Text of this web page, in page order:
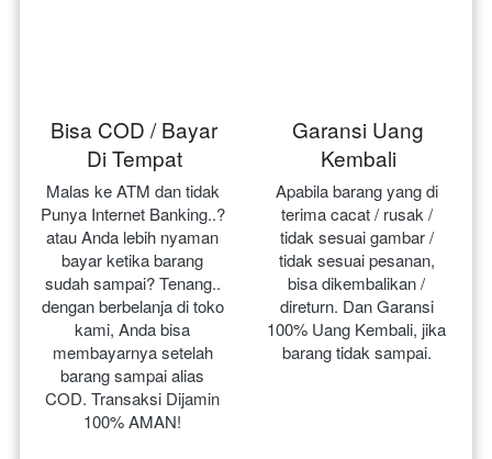
Bisa COD / Bayar
Di Tempat
Malas ke ATM dan tidak
Punya Internet Banking..?
atau Anda lebih nyaman
bayar ketika barang
sudah sampai? Tenang..
dengan berbelanja di toko
kami, Anda bisa
membayarnya setelah
barang sampai alias
COD. Transaksi Dijamin
100% AMAN!
Garansi Uang
Kembali
Apabila barang yang di
terima cacat / rusak /
tidak sesuai gambar /
tidak sesuai pesanan,
bisa dikembalikan /
direturn. Dan Garansi
100% Uang Kembali, jika
barang tidak sampai.